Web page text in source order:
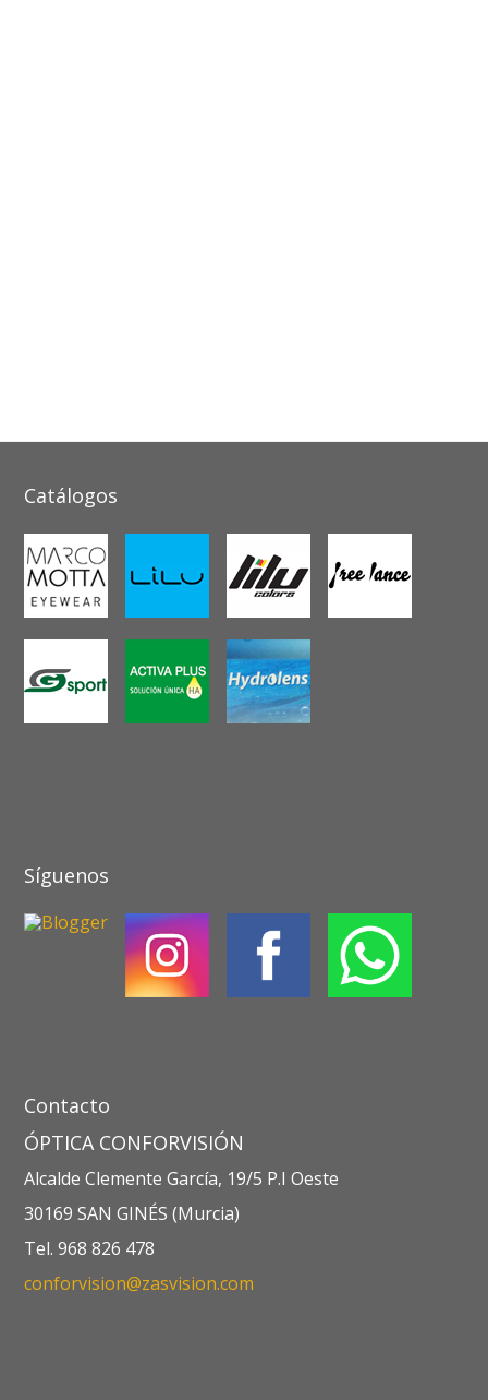
Catálogos
Síguenos
Contacto
ÓPTICA CONFORVISIÓN
Alcalde Clemente García, 19/5 P.I Oeste
30169 SAN GINÉS (Murcia)
Tel. 968 826 478
conforvision@zasvision.com